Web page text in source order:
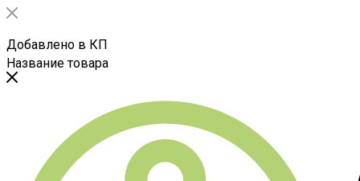
Добавлено в КП
Название товара